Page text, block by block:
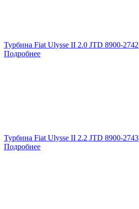
Турбина Fiat Ulysse II 2.0 JTD 8900-2742
Подробнее
Турбина Fiat Ulysse II 2.2 JTD 8900-2743
Подробнее